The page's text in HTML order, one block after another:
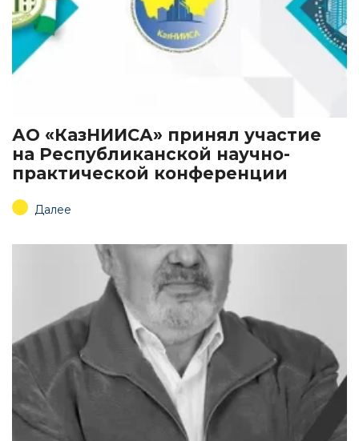
АО «КазНИИСА» принял участие
на Республиканской научно-
практической конференции
Далее